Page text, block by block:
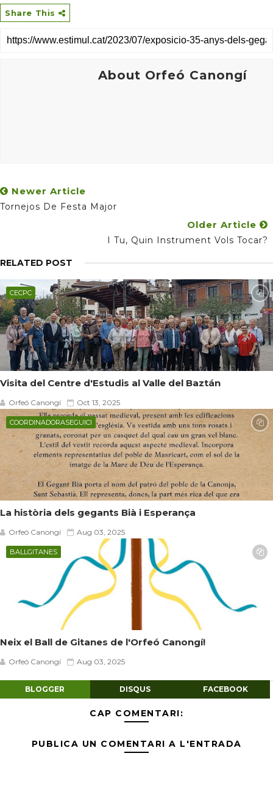
Share This
About Orfeó Canongí
Newer Article
Tornejos De Festa Major
Older Article
I Tu, Quin Instrument Vols Tocar?
RELATED POST
CECPC
Visita del Centre d'Estudis al Valle del Baztán
Orfeó Canongí Oct 13, 2025
COORDINADORASEGUICI
La història dels gegants Bià i Esperança
Orfeó Canongí Aug 03, 2025
BALLGITANES
Neix el Ball de Gitanes de l'Orfeó Canongí!
Orfeó Canongí Aug 03, 2025
BLOGGER DISQUS FACEBOOK
CAP COMENTARI:
PUBLICA UN COMENTARI A L'ENTRADA